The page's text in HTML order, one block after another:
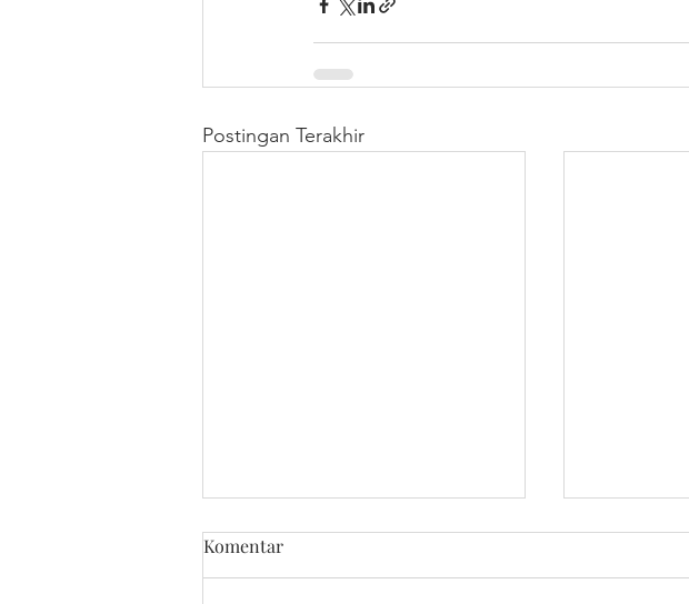
Postingan Terakhir
Komentar